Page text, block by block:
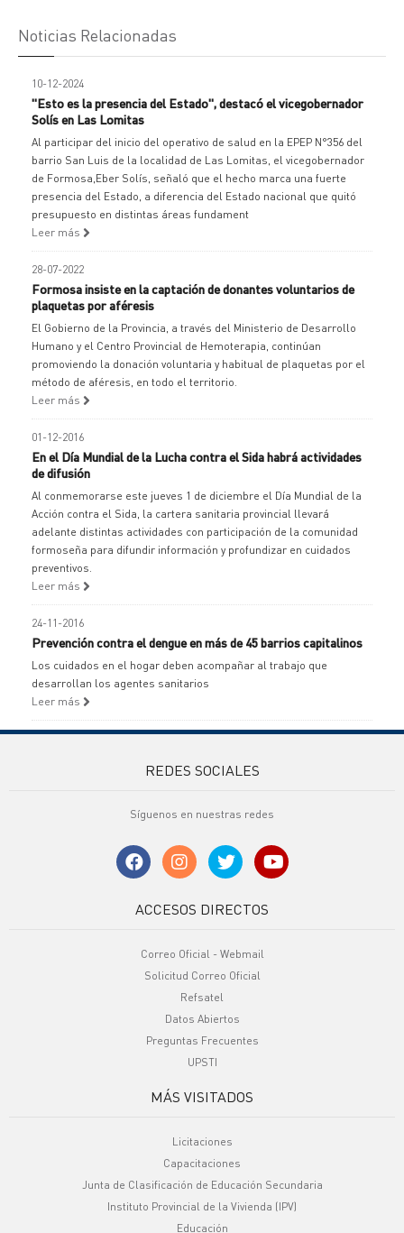
Noticias Relacionadas
10-12-2024
"Esto es la presencia del Estado", destacó el vicegobernador
Solís en Las Lomitas
Al participar del inicio del operativo de salud en la EPEP N°356 del
barrio San Luis de la localidad de Las Lomitas, el vicegobernador
de Formosa,Eber Solís, señaló que el hecho marca una fuerte
presencia del Estado, a diferencia del Estado nacional que quitó
presupuesto en distintas áreas fundament
Leer más
28-07-2022
Formosa insiste en la captación de donantes voluntarios de
plaquetas por aféresis
El Gobierno de la Provincia, a través del Ministerio de Desarrollo
Humano y el Centro Provincial de Hemoterapia, continúan
promoviendo la donación voluntaria y habitual de plaquetas por el
método de aféresis, en todo el territorio.
Leer más
01-12-2016
En el Día Mundial de la Lucha contra el Sida habrá actividades
de difusión
Al conmemorarse este jueves 1 de diciembre el Día Mundial de la
Acción contra el Sida, la cartera sanitaria provincial llevará
adelante distintas actividades con participación de la comunidad
formoseña para difundir información y profundizar en cuidados
preventivos.
Leer más
24-11-2016
Prevención contra el dengue en más de 45 barrios capitalinos
Los cuidados en el hogar deben acompañar al trabajo que
desarrollan los agentes sanitarios
Leer más
REDES SOCIALES
Síguenos en nuestras redes
ACCESOS DIRECTOS
Correo Oficial - Webmail
Solicitud Correo Oficial
Refsatel
Datos Abiertos
Preguntas Frecuentes
UPSTI
MÁS VISITADOS
Licitaciones
Capacitaciones
Junta de Clasificación de Educación Secundaria
Instituto Provincial de la Vivienda (IPV)
Educación